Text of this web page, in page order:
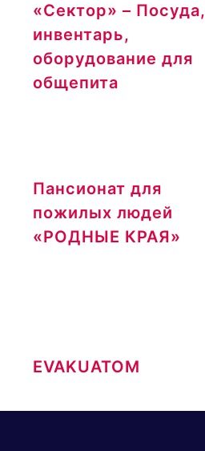
«Сектор» – Посуда,
инвентарь,
оборудование для
общепита
Пансионат для
пожилых людей
«РОДНЫЕ КРАЯ»
EVAKUATOM